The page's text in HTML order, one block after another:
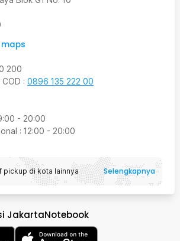
200
: 0896 135 222 00
- 20:00
: 12:00 - 20:00
pickup di kota lainnya Selengkapnya
JakartaNotebook